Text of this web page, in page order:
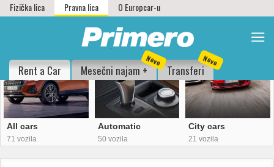
Fizička lica Pravna lica O Europcar-u
Rent a Car Mesečni najam +
Novo
Transferi
Novo
Grupe vozila sa preko 71 različitih modela
All cars
71 vozila
Automatic
50 vozila
City cars
21 vozila